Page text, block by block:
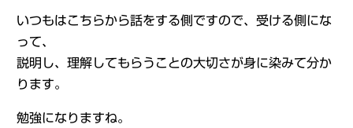
いつもはこちらから話をする側ですので、受ける側にな
って、
説明し、理解してもらうことの大切さが身に染みて分か
ります。
勉強になりますね。